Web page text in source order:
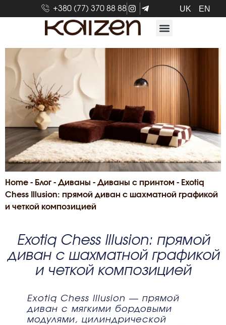
+380 (77) 370 88 88 UK EN
Home - Блог - Диваны - Диваны с принтом - Exotiq
Chess Illusion: прямой диван с шахматной графикой
и четкой композицией
Exotiq Chess Illusion: прямой
диван с шахматной графикой
и четкой композицией
Exotiq Chess Illusion — прямой
диван с мягкими бордовыми
модулями, цилиндрической